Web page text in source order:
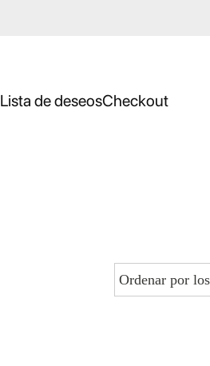
Lista de deseosCheckout